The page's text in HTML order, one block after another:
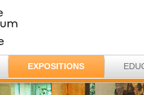
EXPOSITIONS